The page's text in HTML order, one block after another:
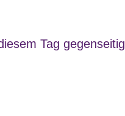
Tag gegenseitig